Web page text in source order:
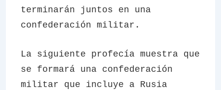
terminarán juntos en una
confederación militar.
La siguiente profecía muestra que
se formará una confederación
militar que incluye a Rusia